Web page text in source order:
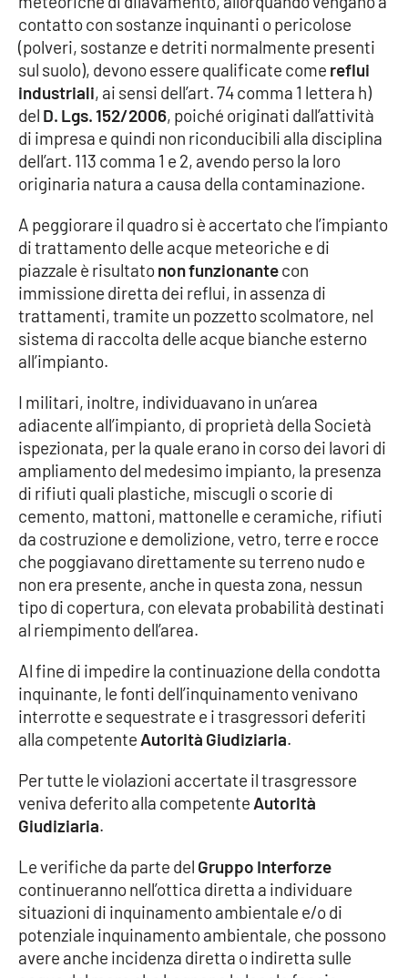
Lacplay.it
Lactv.it
Laconair.it
Lacitymag.it
Lacapitalenews.it
Ilreggino.it
Cosenzachannel.it
Ilvibonese.it
Catanzarochannel.it
APP
Android
Apple
contatto con sostanze inquinanti o pericolose
(polveri, sostanze e detriti normalmente presenti
sul suolo), devono essere qualificate come reflui
industriali, ai sensi dell’art. 74 comma 1 lettera h)
del D. Lgs. 152/2006, poiché originati dall’attività
di impresa e quindi non riconducibili alla disciplina
dell’art. 113 comma 1 e 2, avendo perso la loro
originaria natura a causa della contaminazione.
A peggiorare il quadro si è accertato che l’impianto
di trattamento delle acque meteoriche e di
piazzale è risultatonon funzionantecon
immissione diretta dei reflui, in assenza di
trattamenti, tramite un pozzetto scolmatore, nel
sistema di raccolta delle acque bianche esterno
all’impianto.
I militari, inoltre, individuavano in un’area
adiacente all’impianto, di proprietà della Società
ispezionata, per la quale erano in corso dei lavori di
ampliamento del medesimo impianto, la presenza
di rifiuti quali plastiche, miscugli o scorie di
cemento, mattoni, mattonelle e ceramiche, rifiuti
da costruzione e demolizione, vetro, terre e rocce
che poggiavano direttamente su terreno nudo e
non era presente, anche in questa zona, nessun
tipo di copertura, con elevata probabilità destinati
al riempimento dell’area.
Al fine di impedire la continuazione della condotta
inquinante, le fonti dell’inquinamento venivano
interrotte e sequestrate e i trasgressori deferiti
alla competente Autorità Giudiziaria.
Per tutte le violazioni accertate il trasgressore
veniva deferito alla competente Autorità
Giudiziaria.
Le verifiche da parte del Gruppo Interforze
continueranno nell’ottica diretta a individuare
situazioni di inquinamento ambientale e/o di
potenziale inquinamento ambientale, che possono
avere anche incidenza diretta o indiretta sulle